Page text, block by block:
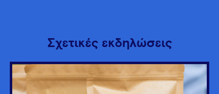
Σχετικές εκδηλώσεις